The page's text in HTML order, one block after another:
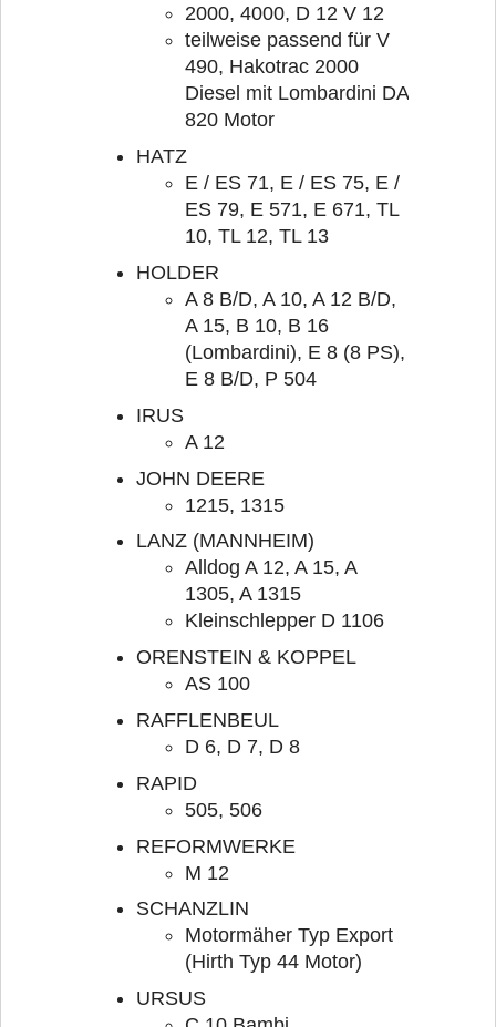
2000, 4000, D 12 V 12
teilweise passend für V
490, Hakotrac 2000
Diesel mit Lombardini DA
820 Motor
HATZ
E / ES 71, E / ES 75, E /
ES 79, E 571, E 671, TL
10, TL 12, TL 13
HOLDER
A 8 B/D, A 10, A 12 B/D,
A 15, B 10, B 16
(Lombardini), E 8 (8 PS),
E 8 B/D, P 504
IRUS
A 12
JOHN DEERE
1215, 1315
LANZ (MANNHEIM)
Alldog A 12, A 15, A
1305, A 1315
Kleinschlepper D 1106
ORENSTEIN & KOPPEL
AS 100
RAFFLENBEUL
D 6, D 7, D 8
RAPID
505, 506
REFORMWERKE
M 12
SCHANZLIN
Motormäher Typ Export
(Hirth Typ 44 Motor)
URSUS